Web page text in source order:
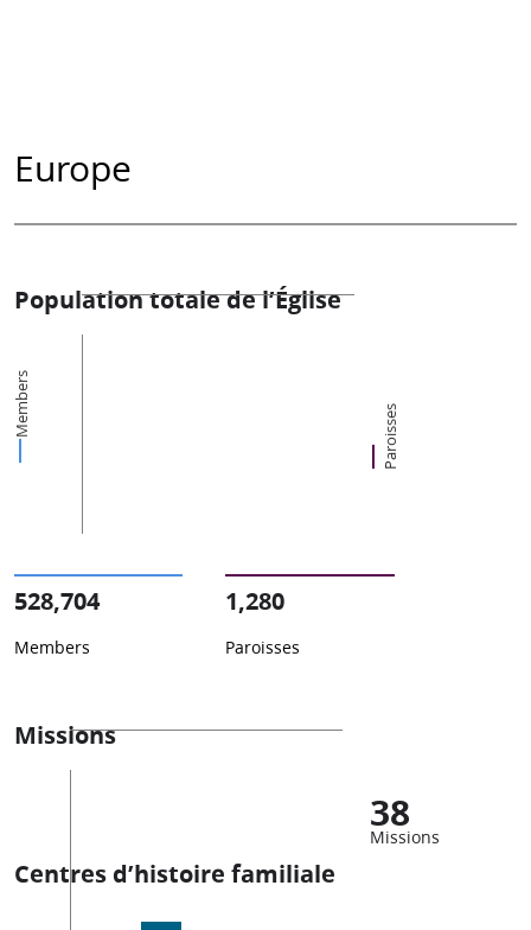
Europe
Population totale de l’Église
Members Paroisses
528,704
Members
1,280
Paroisses
Missions
38
Missions
Centres d’histoire familiale